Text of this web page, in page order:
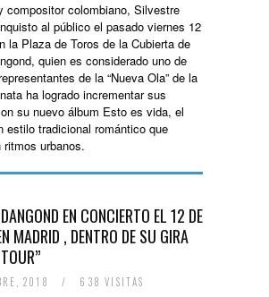
compositor colombiano, Silvestre
al público el pasado viernes 12
la Plaza de Toros de la Cubierta de
quien es considerado uno de
de la “Nueva Ola” de la
ha logrado incrementar sus
su nuevo álbum Esto es vida, el
estilo tradicional romántico que
urbanos.
EN CONCIERTO EL 12 DE
MADRID , DENTRO DE SU GIRA
2018 / 638 VISITAS